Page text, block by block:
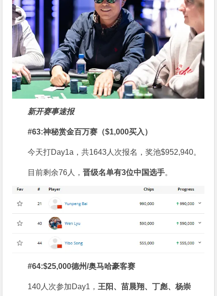
新开赛事速报
#63:神秘赏金百万赛 （$1,000买入）
今天打Day1a，共1643人次报名，奖池$952,940。
目前剩余76人，晋级名单有3位中国选手。
#64:$25,000德州/奥马哈豪客赛
140人次参加Day1， 王阳、苗晨翔、丁彪、杨崇